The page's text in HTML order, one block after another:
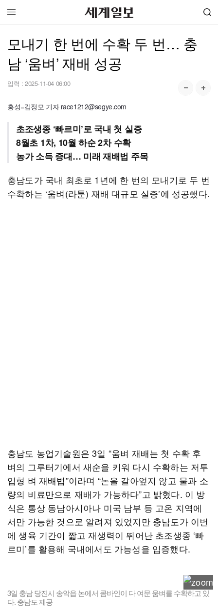
모내기 한 번에 수확 두 번… 충
남 ‘움벼’ 재배 성공
입력 : 2025-11-04 06:00
홍성=김정모 기자 race1212@segye.com
초조생종 ‘빠르미’로 국내 첫 실증
8월초 1차, 10월 하순 2차 수확
농가 소득 증대… 미래 재배법 주목
충남도가 국내 최초로 1년에 한 번의 모내기로 두 번
수확하는 ‘움벼(라툰) 재배 대규모 실증’에 성공했다.
충남도 농업기술원은 3일 “움벼 재배는 첫 수확 후
벼의 그루터기에서 새순을 키워 다시 수확하는 저투
입형 벼 재배법”이라며 “논을 갈아엎지 않고 물과 소
량의 비료만으로 재배가 가능하다”고 밝혔다. 이 방
식은 통상 동남아시아나 미국 남부 등 고온 지역에
서만 가능한 것으로 알려져 있었지만 충남도가 이번
에 생육 기간이 짧고 재생력이 뛰어난 초조생종 ‘빠
르미’를 활용해 국내에서도 가능성을 입증했다.
3일 충남 당진시 송악읍 논에서 콤바인이 다 여문 움벼를 수확하고 있
다. 충남도 제공